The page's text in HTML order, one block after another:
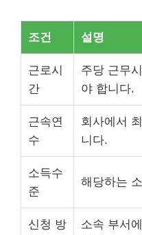
조건 설명
근로시
간
주당 근무
야 합니다.
근속연
수
회사에서
니다.
소득수
준
해당하는
신청 방
소속 부서